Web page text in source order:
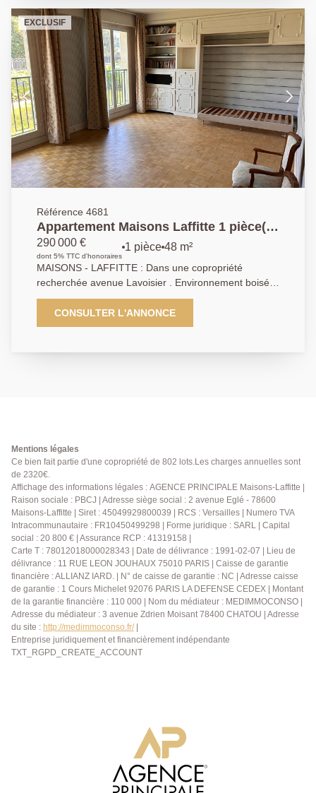
EXCLUSIF
Référence 4681
Appartement Maisons Laffitte 1 pièce(s)
Parc
290 000 €
dont 5% TTC d'honoraires
1 pièce 48 m²
MAISONS - LAFFITTE : Dans une copropriété
recherchée avenue Lavoisier . Environnement boisé
et proche du centre ville. Grand studio avec la
possibilté de créer une chambre - Cuisine
indépendante - Salle de bain- Cave - Exclusivité AP :
CONSULTER L'ANNONCE
Mentions légales
Ce bien fait partie d'une copropriété de 802 lots.Les charges annuelles sont
de 2320€.
Affichage des informations légales : AGENCE PRINCIPALE Maisons-Laffitte |
Raison sociale : PBCJ | Adresse siège social : 2 avenue Eglé - 78600
Maisons-Laffitte | Siret : 45049929800039 | RCS : Versailles | Numero TVA
Intracommunautaire : FR10450499298 | Forme juridique : SARL | Capital
social : 20 800 € | Assurance RCP : 41319158 |
Carte T : 78012018000028343 | Date de délivrance : 1991-02-07 | Lieu de
délivrance : 11 RUE LEON JOUHAUX 75010 PARIS | Caisse de garantie
financière : ALLIANZ IARD. | N° de caisse de garantie : NC | Adresse caisse
de garantie : 1 Cours Michelet 92076 PARIS LA DEFENSE CEDEX | Montant
de la garantie financière : 110 000 | Nom du médiateur : MEDIMMOCONSO |
Adresse du médiateur : 3 avenue Zdrien Moisant 78400 CHATOU | Adresse
du site : http://medimmoconso.fr/|
Entreprise juridiquement et financièrement indépendante
TXT_RGPD_CREATE_ACCOUNT